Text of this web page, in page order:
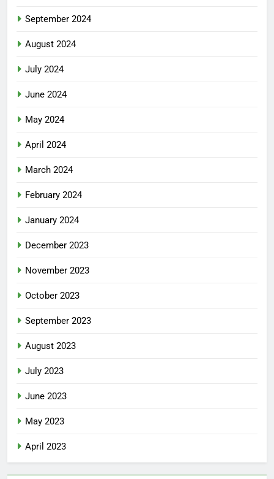
September 2024
August 2024
July 2024
June 2024
May 2024
April 2024
March 2024
February 2024
January 2024
December 2023
November 2023
October 2023
September 2023
August 2023
July 2023
June 2023
May 2023
April 2023